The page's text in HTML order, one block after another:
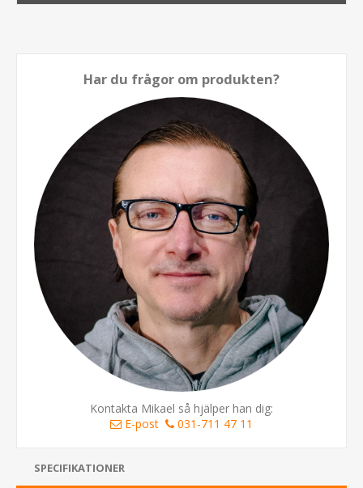
Har du frågor om produkten?
Kontakta Mikael så hjälper han dig:
E-post
031-711 47 11
SPECIFIKATIONER